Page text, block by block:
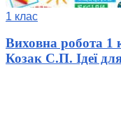
1 клас
Виховна робота 1
Козак С.П. Ідеї